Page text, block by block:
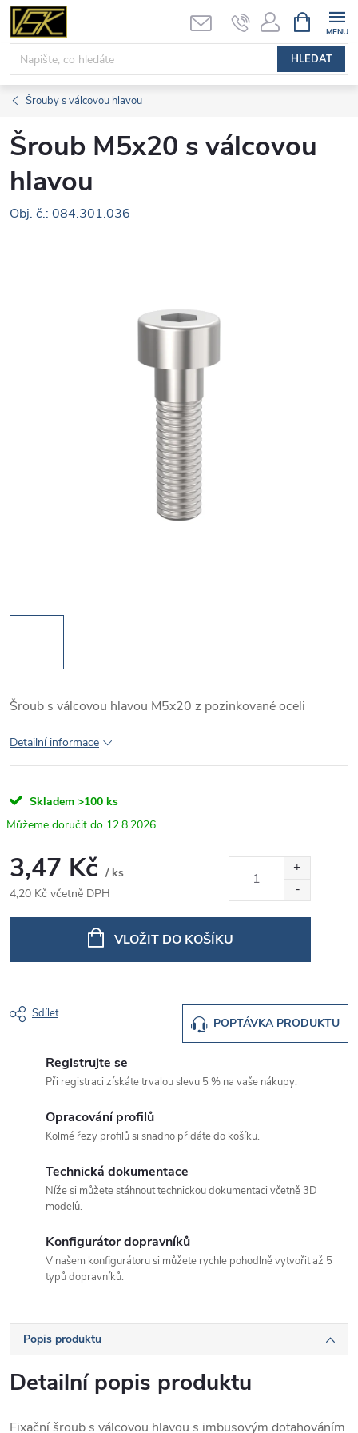
Přejít
obsah
HLEDAT
NÁKUPNÍ
KOŠÍK
Šrouby s válcovou hlavou
Šroub M5x20 s válcovou
hlavou
Obj. č.: 084.301.036
Šroub s válcovou hlavou M5x20 z pozinkované oceli
Detailní informace
Skladem >100 ks
12.8.2026
3,47 Kč / ks
4,20 Kč včetně DPH
VLOŽIT DO KOŠÍKU
POPTÁVKA PRODUKTU
Sdílet
Registrujte se
Při registraci získáte trvalou slevu 5 % na vaše nákupy.
Opracování profilů
Kolmé řezy profilů si snadno přidáte do košíku.
Technická dokumentace
Níže si můžete stáhnout technickou dokumentaci včetně 3D
modelů.
Konfigurátor dopravníků
V našem konfigurátoru si můžete rychle pohodlně vytvořit až 5
typů dopravníků.
Popis produktu
Detailní popis produktu
Fixační šroub s válcovou hlavou s imbusovým dotahováním